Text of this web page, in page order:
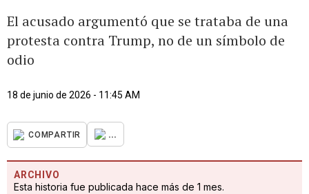
El acusado argumentó que se trataba de una
protesta contra Trump, no de un símbolo de
odio
18 de junio de 2026 - 11:45 AM
COMPARTIR ...
ARCHIVO
Esta historia fue publicada hace más de 1 mes.